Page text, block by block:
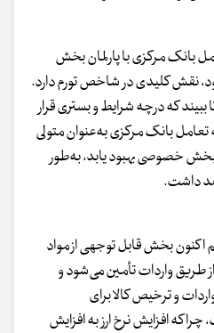
بانک مرکزی با پارلمان بخش
نقش کلیدی در شاخص تورم دارد.
که درچه شرایط و بستری قرار
بانک مرکزی به‌عنوان متولی
خصوصی بهبود یابد، به‌طور
داشت.
اکنون بخش قابل توجهی از مواد
طریق واردات تأمین می‌شود و
و ترخیص کالا برای
که افزایش نرخ ارز به افزایش